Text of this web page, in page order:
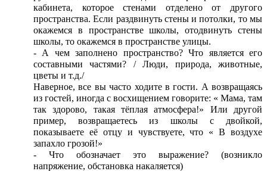
кабинета, которое стенами отделено от другого
пространства. Если раздвинуть стены и потолки, то мы
окажемся в пространстве школы, отодвинуть стены
школы, то окажемся в пространстве улицы.
- А чем заполнено пространство? Что является его
составными частями? / Люди, природа, животные,
цветы и т.д./
Наверное, все вы часто ходите в гости. А возвращаясь
из гостей, иногда с восхищением говорите: « Мама, там
так здорово, такая тёплая атмосфера!» Или другой
пример, возвращаетесь из школы с двойкой,
показываете её отцу и чувствуете, что « В воздухе
запахло грозой!»
- Что обозначает это выражение? (возникло
напряжение, обстановка накаляется)